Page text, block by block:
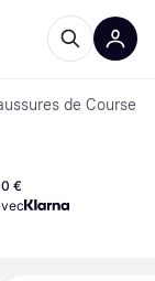
de Course
€